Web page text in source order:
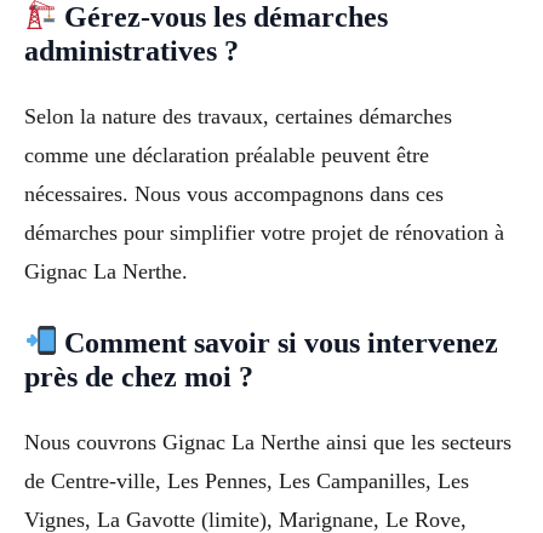
Gérez-vous les démarches
administratives ?
Selon la nature des travaux, certaines démarches
comme une déclaration préalable peuvent être
nécessaires. Nous vous accompagnons dans ces
démarches pour simplifier votre projet de rénovation à
Gignac La Nerthe.
Comment savoir si vous intervenez
près de chez moi ?
Nous couvrons Gignac La Nerthe ainsi que les secteurs
de Centre-ville, Les Pennes, Les Campanilles, Les
Vignes, La Gavotte (limite), Marignane, Le Rove,